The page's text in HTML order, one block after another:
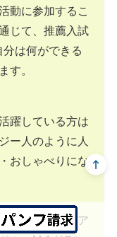
動に参加するこ
じて、推薦入試
は何ができる
す。
躍している方は
ー人のように人
おしゃべりにな
レビ局の女子ア